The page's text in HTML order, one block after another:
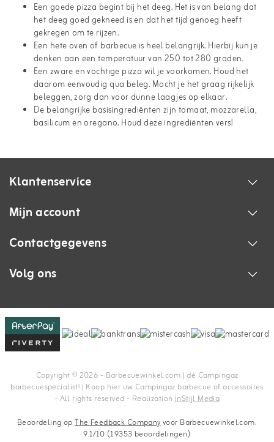
Een goede pizza begint bij het deeg. Het is van belang dat
het deeg goed gekneed is en dat het tijd genoeg heeft
gekregen om te rijzen.
Een hete oven of barbecue is heel belangrijk. Hierbij kun je
denken aan een temperatuur van 250 tot 280 graden.
Een zware en vochtige pizza wil je voorkomen. Houd het
daarom eenvoudig qua beleg. Mocht je het graag rijkelijk
beleggen, zorg dan voor dunne laagjes op elkaar.
De belangrijke basisingrediënten zijn tomaat, mozzarella,
basilicum en oregano. Houd deze ingrediënten vers!
Klantenservice
Mijn account
Contactgegevens
Volg ons
Copyright © 2026 - Barbecuewinkel.com | dé Campingaz
barbecuespecialist! | Koop hier uw Campingaz barbecue of accessoires
- All rights reserved - Realization InStijl Media
Beoordeling opThe Feedback Companyvoor Barbecuewinkel.com:
9.1/10 (19353 beoordelingen)